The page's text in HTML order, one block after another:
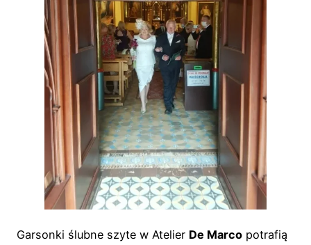
Garsonki ślubne szyte w Atelier De Marco potrafią